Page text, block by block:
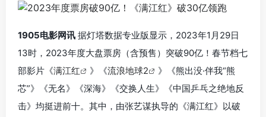
1905电影网讯 据灯塔数据专业版显示，2023年1月29日
13时，2023年度大盘票房（含预售）突破90亿！春节档七
部影片《满江红 》《流浪地球2
》《熊出没·伴我“熊
芯”》《无名》《深海》《交换人生》《中国乒乓之绝地反
击》均挺进前十。其中，由张艺谋执导的《满江红》以破